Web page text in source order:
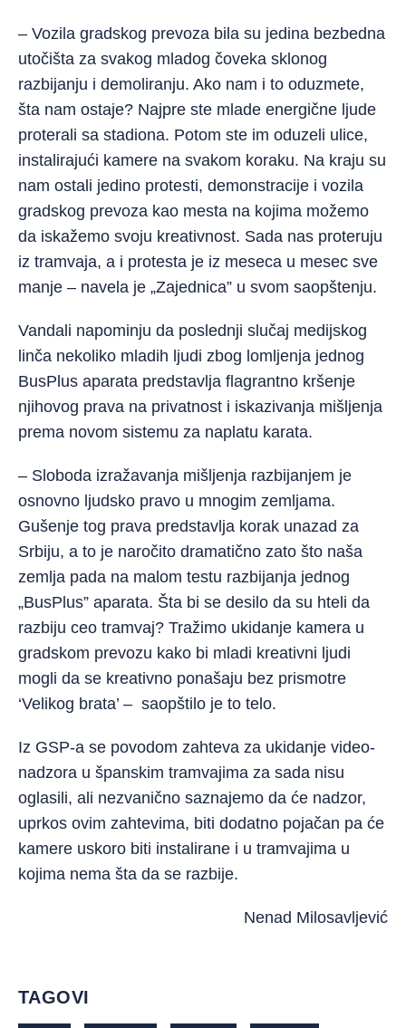
– Vozila gradskog prevoza bila su jedina bezbedna
utočišta za svakog mladog čoveka sklonog
razbijanju i demoliranju. Ako nam i to oduzmete,
šta nam ostaje? Najpre ste mlade energične ljude
proterali sa stadiona. Potom ste im oduzeli ulice,
instalirajući kamere na svakom koraku. Na kraju su
nam ostali jedino protesti, demonstracije i vozila
gradskog prevoza kao mesta na kojima možemo
da iskažemo svoju kreativnost. Sada nas proteruju
iz tramvaja, a i protesta je iz meseca u mesec sve
manje – navela je „Zajednica” u svom saopštenju.
Vandali napominju da poslednji slučaj medijskog
linča nekoliko mladih ljudi zbog lomljenja jednog
BusPlus aparata predstavlja flagrantno kršenje
njihovog prava na privatnost i iskazivanja mišljenja
prema novom sistemu za naplatu karata.
– Sloboda izražavanja mišljenja razbijanjem je
osnovno ljudsko pravo u mnogim zemljama.
Gušenje tog prava predstavlja korak unazad za
Srbiju, a to je naročito dramatično zato što naša
zemlja pada na malom testu razbijanja jednog
„BusPlus” aparata. Šta bi se desilo da su hteli da
razbiju ceo tramvaj? Tražimo ukidanje kamera u
gradskom prevozu kako bi mladi kreativni ljudi
mogli da se kreativno ponašaju bez prismotre
‘Velikog brata’ – saopštilo je to telo.
Iz GSP-a se povodom zahteva za ukidanje video-
nadzora u španskim tramvajima za sada nisu
oglasili, ali nezvanično saznajemo da će nadzor,
uprkos ovim zahtevima, biti dodatno pojačan pa će
kamere uskoro biti instalirane i u tramvajima u
kojima nema šta da se razbije.
Nenad Milosavljević
TAGOVI